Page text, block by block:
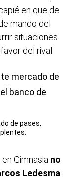
en que de
mando del
situaciones
del rival.
de pases,
Gimnasia no
Ledesma